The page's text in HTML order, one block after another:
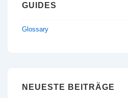
GUIDES
Glossary
NEUESTE BEITRÄGE